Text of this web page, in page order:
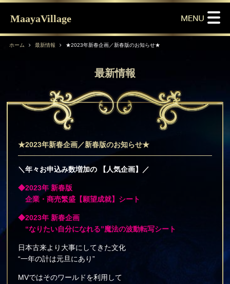
MaayaVillage
ホーム 最新情報 ★2023年新春企画／新春版のお知らせ★
最新情報
★2023年新春企画／新春版のお知らせ★
＼年々お申込み数増加の 【人気企画】／
◆2023年 新春版
企業・商売繁盛【願望成就】シート
◆2023年 新春企画
“なりたい自分になれる”魔法の波動転写シート
日本古来より大事にしてきた文化
“一年の計は元旦にあり”
MVではそのワールドを利用して